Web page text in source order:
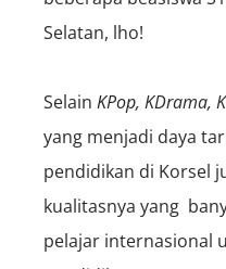
Selatan, lho!
Selain KPop, KDrama,
yang menjadi daya
pendidikan di Korsel
kualitasnya yang
pelajar internasional